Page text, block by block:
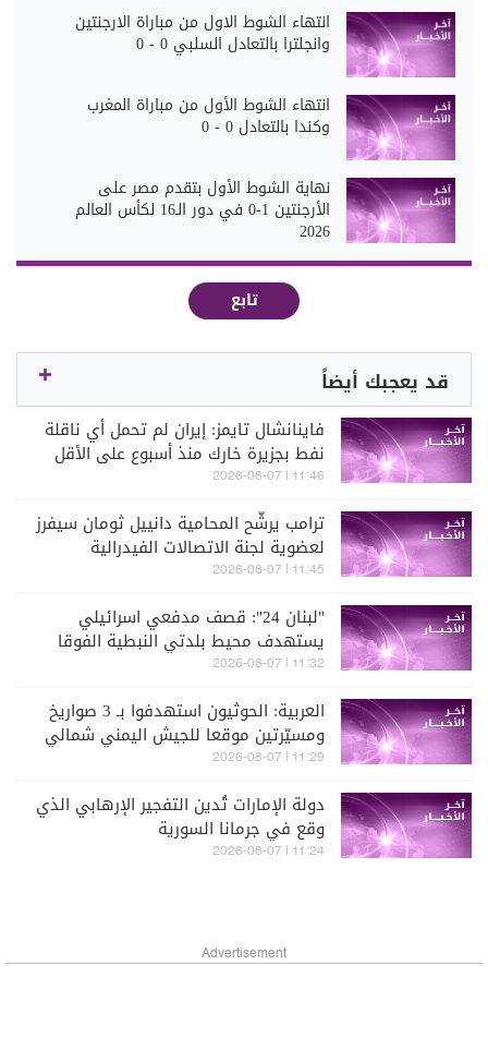
انتهاء الشوط الاول من مباراة الارجنتين
وانجلترا بالتعادل السلبي 0 - 0
انتهاء الشوط الأول من مباراة المغرب
وكندا بالتعادل 0 - 0
نهاية الشوط الأول بتقدم مصر على
الأرجنتين 1-0 في دور الـ16 لكأس العالم
2026
تابع
قد يعجبك أيضاً
فاينانشال تايمز: إيران لم تحمل أي ناقلة
نفط بجزيرة خارك منذ أسبوع على الأقل
11:46 | 2026-08-07
ترامب يرشّح المحامية دانييل ثومان سيفرز
لعضوية لجنة الاتصالات الفيدرالية
الأميركية
11:45 | 2026-08-07
"لبنان 24": قصف مدفعي اسرائيلي
يستهدف محيط بلدتي النبطية الفوقا
كفرتبنيت ومنطقة علي الطاهر
11:32 | 2026-08-07
العربية: الحوثيون استهدفوا بـ 3 صواريخ
ومسيّرتين موقعا للجيش اليمني شمالي
مأرب
11:29 | 2026-08-07
دولة الإمارات تُدين التفجير الإرهابي الذي
وقع في جرمانا السورية
11:24 | 2026-08-07
Advertisement